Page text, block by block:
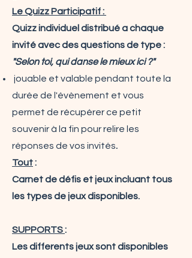
Le Quizz Participatif :
Quizz individuel distribué a chaque
invité avec des questions de type :
"Selon toi, qui danse le mieux ici ?"
jouable et valable pendant toute la
durée de l'évènement et vous
permet de récupérer ce petit
souvenir à la fin pour relire les
réponses de vos invités.
Tout:
Carnet de défis et jeux incluant tous
les types de jeux disponibles.
SUPPORTS:
Les differents jeux sont disponibles